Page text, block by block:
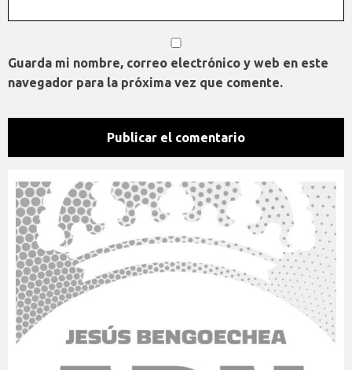
Guarda mi nombre, correo electrónico y web en este
navegador para la próxima vez que comente.